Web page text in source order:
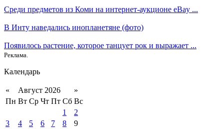
Среди предметов из Коми на интернет-аукционе eBay ...
В Инту наведались инопланетяне (фото)
Появилось растение, которое танцует рок и выражает ...
Реклама.
Календарь
« Август 2026
»
Пн Вт Ср Чт Пт Сб Вс
1
2
3
4 5 6 7 8
9